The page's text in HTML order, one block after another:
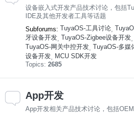
设备嵌入式开发产品技术讨论，包括
IDE及其他开发者工具等话题
Subforums: TuyaOS-工具讨论
牙设备开发 TuyaOS-Zigbee设备开发
TuyaOS-网关中控开发 TuyaOS-多媒
设备开发
MCU SDK开发
Topics: 2685
App开发
App开发相关产品技术讨论，包括